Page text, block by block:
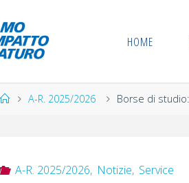
HOME
HomeA-R. 2025/2026 Borse di
A-R. 2025/2026, Notizie, Service